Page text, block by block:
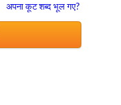
अपना कूट शब्द भूल गए?